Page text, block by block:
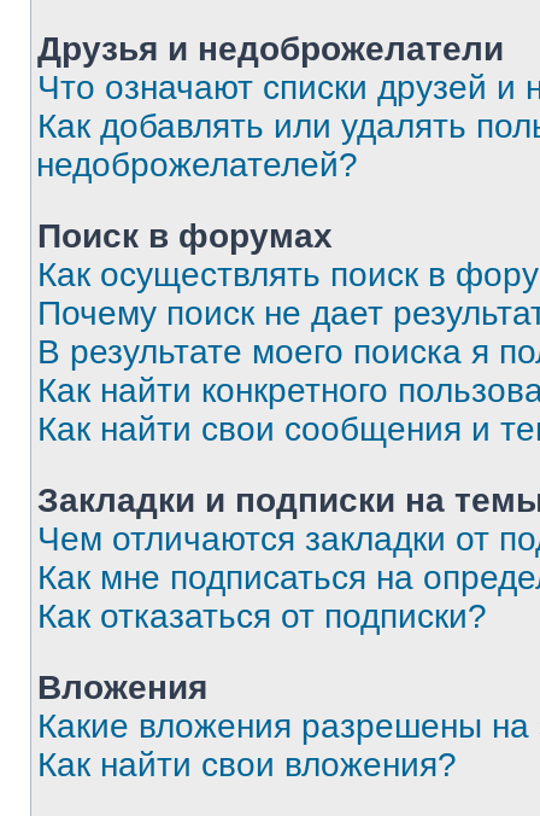
Друзья и недоброжелатели
Что означают списки друзей и
Как добавлять или удалять
недоброжелателей?
Поиск в форумах
Как осуществлять поиск в
Почему поиск не дает
В результате моего поиска я
Как найти конкретного
Как найти свои сообщения и
Закладки и подписки на
Чем отличаются закладки от
Как мне подписаться на
Как отказаться от подписки?
Вложения
Какие вложения разрешены
Как найти свои вложения?